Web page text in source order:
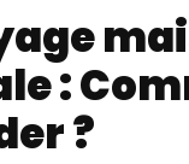
:
?